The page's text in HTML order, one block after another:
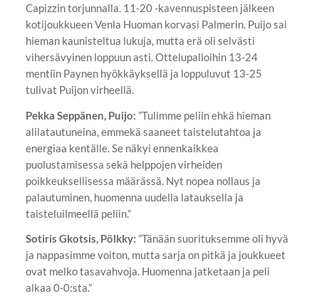
Capizzin torjunnalla. 11-20 -kavennuspisteen jälkeen
kotijoukkueen Venla Huoman korvasi Palmerin. Puijo sai
hieman kaunisteltua lukuja, mutta erä oli selvästi
vihersävyinen loppuun asti. Ottelupalloihin 13-24
mentiin Paynen hyökkäyksellä ja loppuluvut 13-25
tulivat Puijon virheellä.
Pekka Seppänen, Puijo: ”Tulimme peliin ehkä hieman
alilatautuneina, emmekä saaneet taistelutahtoa ja
energiaa kentälle. Se näkyi ennenkaikkea
puolustamisessa sekä helppojen virheiden
poikkeuksellisessa määrässä. Nyt nopea nollaus ja
palautuminen, huomenna uudella latauksella ja
taisteluilmeellä peliin.”
Sotiris Gkotsis, Pölkky: ”Tänään suorituksemme oli hyvä
ja nappasimme voiton, mutta sarja on pitkä ja joukkueet
ovat melko tasavahvoja. Huomenna jatketaan ja peli
alkaa 0-0:sta.”